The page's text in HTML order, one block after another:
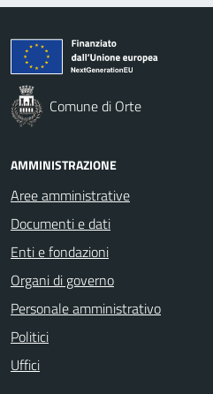
Comune di Orte
AMMINISTRAZIONE
Aree amministrative
Documenti e dati
Enti e fondazioni
Organi di governo
Personale amministrativo
Politici
Uffici